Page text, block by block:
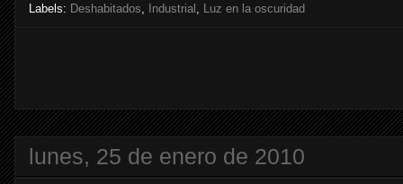
Labels: Deshabitados Industrial Luz en la oscuridad
lunes, 25 de enero de 2010